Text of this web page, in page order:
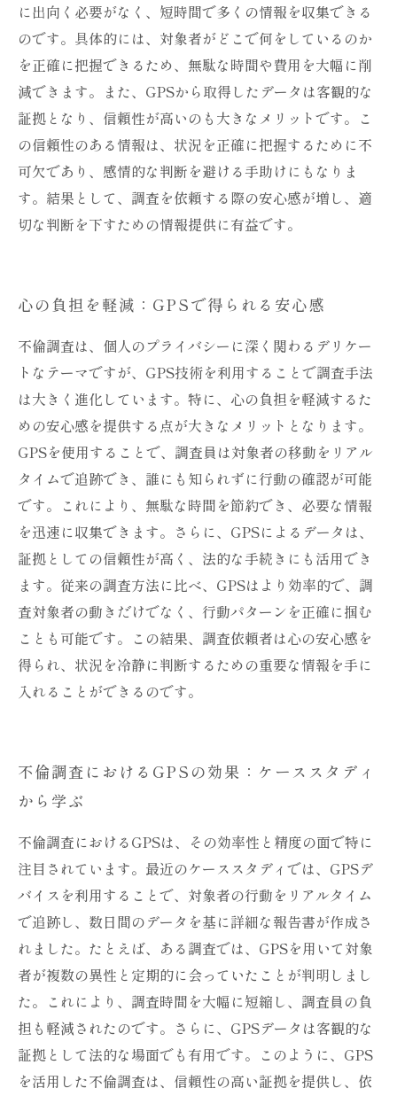
に出向く必要がなく、短時間で多くの情報を収集できる
のです。具体的には、対象者がどこで何をしているのか
を正確に把握できるため、無駄な時間や費用を大幅に削
減できます。また、GPSから取得したデータは客観的な
証拠となり、信頼性が高いのも大きなメリットです。こ
の信頼性のある情報は、状況を正確に把握するために不
可欠であり、感情的な判断を避ける手助けにもなりま
す。結果として、調査を依頼する際の安心感が増し、適
切な判断を下すための情報提供に有益です。
心の負担を軽減：GPSで得られる安心感
不倫調査は、個人のプライバシーに深く関わるデリケー
トなテーマですが、GPS技術を利用することで調査手法
は大きく進化しています。特に、心の負担を軽減するた
めの安心感を提供する点が大きなメリットとなります。
GPSを使用することで、調査員は対象者の移動をリアル
タイムで追跡でき、誰にも知られずに行動の確認が可能
です。これにより、無駄な時間を節約でき、必要な情報
を迅速に収集できます。さらに、GPSによるデータは、
証拠としての信頼性が高く、法的な手続きにも活用でき
ます。従来の調査方法に比べ、GPSはより効率的で、調
査対象者の動きだけでなく、行動パターンを正確に掴む
ことも可能です。この結果、調査依頼者は心の安心感を
得られ、状況を冷静に判断するための重要な情報を手に
入れることができるのです。
不倫調査におけるGPSの効果：ケーススタディ
から学ぶ
不倫調査におけるGPSは、その効率性と精度の面で特に
注目されています。最近のケーススタディでは、GPSデ
バイスを利用することで、対象者の行動をリアルタイム
で追跡し、数日間のデータを基に詳細な報告書が作成さ
れました。たとえば、ある調査では、GPSを用いて対象
者が複数の異性と定期的に会っていたことが判明しまし
た。これにより、調査時間を大幅に短縮し、調査員の負
担も軽減されたのです。さらに、GPSデータは客観的な
証拠として法的な場面でも有用です。このように、GPS
を活用した不倫調査は、信頼性の高い証拠を提供し、依